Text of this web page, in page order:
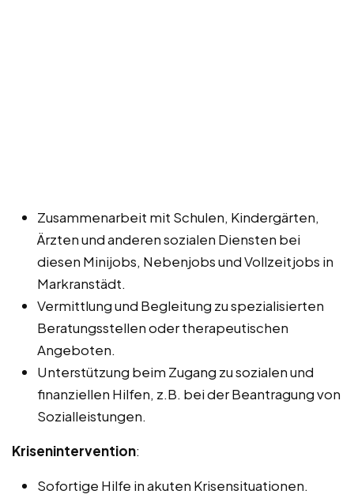
Zusammenarbeit mit Schulen, Kindergärten,
Ärzten und anderen sozialen Diensten bei
diesen Minijobs, Nebenjobs und Vollzeitjobs in
Markranstädt.
Vermittlung und Begleitung zu spezialisierten
Beratungsstellen oder therapeutischen
Angeboten.
Unterstützung beim Zugang zu sozialen und
finanziellen Hilfen, z.B. bei der Beantragung von
Sozialleistungen.
Krisenintervention:
Sofortige Hilfe in akuten Krisensituationen.